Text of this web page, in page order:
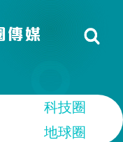
科技圈
地球圈